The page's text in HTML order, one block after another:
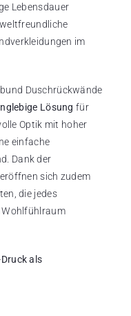
Lebensdauer
im
Duschrückwände
Lösung für
Optik mit hoher
einfache
Dank der
eröffnen sich zudem
die jedes
Wohlfühlraum
als